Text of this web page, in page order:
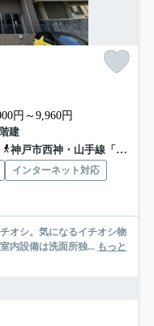
円～9,960円
建
神戸市西神・山手線「湊川公園」駅 徒歩7分
インターネット対応
オシ。気になるイチオシ物
内設備は洗面所独... もっと